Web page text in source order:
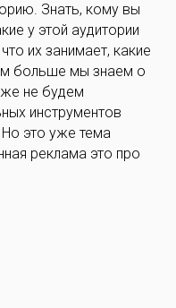
Знать, кому вы
у этой аудитории
их занимает, какие
больше мы знаем о
не будем
инструментов
это уже тема
реклама это про